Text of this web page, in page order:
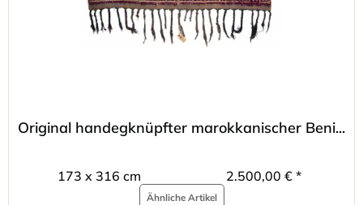
Original handegknüpfter marokkanischer Beni...
173 x 316 cm 2.500,00 € *
Ähnliche Artikel